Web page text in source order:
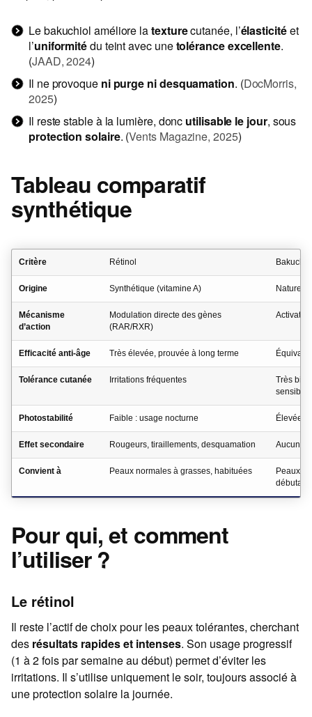
Le bakuchiol améliore latexturecutanée, l’élasticitéet
l’uniformitédu teint avec unetolérance excellente.
(JAAD, 2024)
Il ne provoqueni purge ni desquamation. (DocMorris,
2025)
Il reste stable à la lumière, donc utilisable le jour, sous
protection solaire. (Vents Magazine, 2025)
Tableau comparatif
synthétique
Critère Rétinol
Origine Synthétique (vitamine A)
Mécanisme
d’action
Modulation directe des gènes
(RAR/RXR)
Efficacité anti-âge Très élevée, prouvée à long terme
Tolérance cutanée Irritations fréquentes
Très
sensibles
Photostabilité Faible : usage nocturne Élevée :
Effet secondaire Rougeurs, tiraillements, desquamation Aucun
Convient à Peaux normales à grasses, habituées
Peaux
Pour qui, et comment
l’utiliser ?
Le rétinol
Il reste l’actif de choix pour les peaux tolérantes, cherchant
des résultats rapides et intenses. Son usage progressif
(1 à 2 fois par semaine au début) permet d’éviter les
irritations. Il s’utilise uniquement le soir, toujours associé à
une protection solaire la journée.